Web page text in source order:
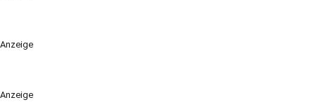
Anzeige
Anzeige